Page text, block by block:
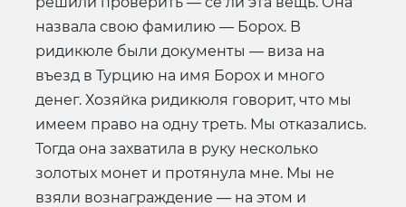
назвала свою фамилию — Борох. В
ридикюле были документы — виза на
въезд в Турцию на имя Борох и много
денег. Хозяйка ридикюля говорит, что мы
имеем право на одну треть. Мы отказались.
Тогда она захватила в руку несколько
золотых монет и протянула мне. Мы не
взяли вознаграждение — на этом и